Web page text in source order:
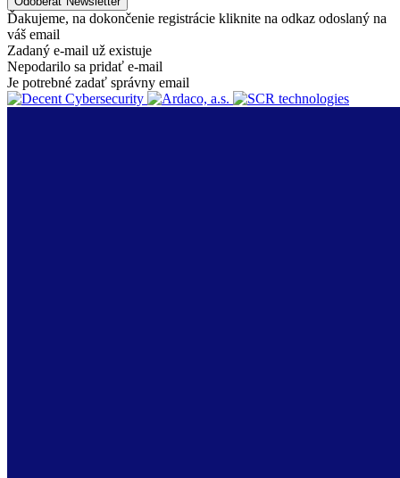
Ďakujeme, na dokončenie registrácie kliknite na odkaz odoslaný na
váš email
Zadaný e-mail už existuje
Nepodarilo sa pridať e-mail
Je potrebné zadať správny email